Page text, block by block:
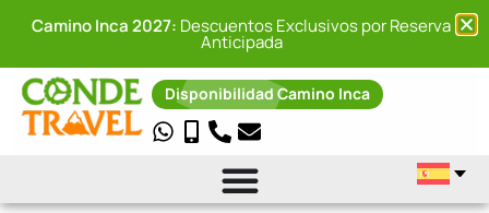
Disponibilidad Camino Inca
Camino Inca 2027: Descuentos Exclusivos por Reserva
Anticipada